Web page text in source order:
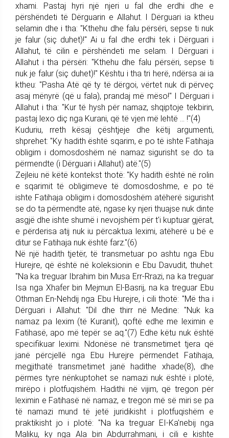
xhami. Pastaj hyri një njeri u fal dhe erdhi dhe e
përshëndeti të Dërguarin e Allahut. I Dërguari ia ktheu
selamin dhe i tha: "Kthehu dhe falu përsëri, sepse ti nuk
je falur (siç duhet)!" Ai u fal dhe erdhi tek i Dërguari i
Allahut, të cilin e përshëndeti me selam. I Dërguari i
Allahut i tha përsëri: "Kthehu dhe falu përsëri, sepse ti
nuk je falur (siç duhet)!" Kështu i tha tri herë, ndërsa ai ia
ktheu: "Pasha Atë që ty të dërgoi, vërtet nuk di përveç
asaj mënyrë (që u fala), prandaj më mëso!" I Dërguari i
Allahut i tha: "Kur të hysh për namaz, shqiptoje tekbirin,
pastaj lexo diç nga Kurani, që të vjen më lehtë ... !"(4)
Kuduriu, rreth kësaj çështjeje dhe këtij argumenti,
shprehet: "Ky hadith është sqarim, e po të ishte Fatihaja
obligim i domosdoshëm në namaz sigurisht se do ta
përmendte (i Dërguari i Allahut) atë."(5)
Zejleiu në këtë kontekst thotë: "Ky hadith është në rolin
e sqarimit të obligimeve të domosdoshme, e po të
ishte Fatihaja obligim i domosdoshëm atëherë sigurisht
se do ta përmendte atë, ngase ky njeri thuajse nuk dinte
asgjë dhe ishte shumë i nevojshëm për t'i kuptuar gjërat,
e përderisa atij nuk iu përcaktua leximi, atëherë u bë e
ditur se Fatihaja nuk është farz."(6)
Në një hadith tjetër, të transmetuar po ashtu nga Ebu
Hurejre, që është në koleksionin e Ebu Davudit, thuhet:
"Na ka treguar Ibrahim bin Musa Err-Rrazi, na ka treguar
Isa nga Xhafer bin Mejmun El-Basrij, na ka treguar Ebu
Othman En-Nehdij nga Ebu Hurejre, i cili thotë: "Më tha i
Dërguari i Allahut: "Dil dhe thirr në Medine: "Nuk ka
namaz pa lexim (të Kuranit), qoftë edhe me leximin e
Fatihasë, apo më tepër se aq."(7) Edhe këtu nuk është
specifikuar leximi. Ndonëse në transmetimet tjera që
janë përcjellë nga Ebu Hurejre përmendet Fatihaja,
megjithatë transmetimet janë hadithe xhade(8), dhe
përmes tyre nënkuptohet se namazi nuk është i plotë,
mirëpo i plotfuqishëm. Hadithi në vijim, që tregon për
leximin e Fatihasë në namaz, e tregon më së miri se pa
të namazi mund të jetë juridikisht i plotfuqishëm e
praktikisht jo i plotë: "Na ka treguar EI-Ka'nebij nga
Maliku, ky nga Ala bin Abdurrahmani, i cili e kishte